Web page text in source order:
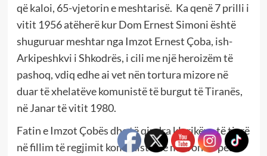
që kaloi, 65-vjetorin e meshtarisë. Ka qenë 7 prilli i
vitit 1956 atëherë kur Dom Ernest Simoni është
shuguruar meshtar nga Imzot Ernest Çoba, ish-
Arkipeshkvi i Shkodrës, i cili me një heroizëm të
pashoq, vdiq edhe ai vet nën tortura mizore në
duar të xhelatëve komunistë të burgut të Tiranës,
në Janar të vitit 1980.
Fatin e Imzot Çobës dhe të qindra klerikëve të tjerë
në fillim të regjimit komunist due më vonë e pësoi